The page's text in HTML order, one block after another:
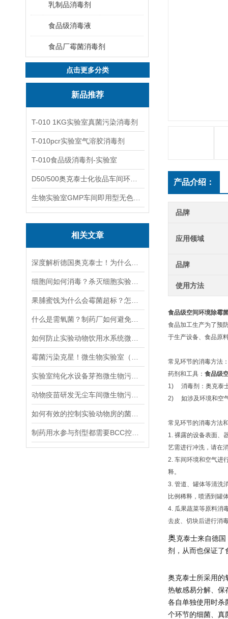
乳制品消毒剂
食品级消毒液
食品厂霉菌消毒剂
点击更多分类
新品推荐
T-010 1KG实验室真菌污染消毒剂
T-010pcr实验室气溶胶消毒剂
T-010食品级消毒剂-实验室
相关文章
产品介绍：
品牌
应用领域
品牌
使用方法
食品级空间环境除霉
食品加工生产为了预
于生产设备、食品原
常见环节的消毒方法
药剂和工具： 食品级
1) 消毒剂：奥克泰
2) 如涉及环境和空气
常见环节的消毒方法
1. 裸露的设备表面、
艺需进行冲洗，请在
2. 车间环境和空气进
释。
3. 管道、罐体等清洗
比例稀释，喷洒到罐
4. 瓜果蔬菜等原料消
去皮、切块后进行消
奥克泰士来自德
剂，从而也保证了
奥克泰士所采用的
热敏感易分解、保
各自单独使用时杀
个环节的细菌、真